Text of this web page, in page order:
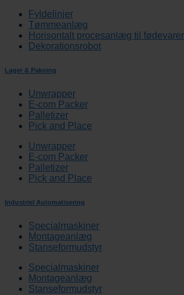
Fyldelinjer
Tømmeanlæg
Horisontalt procesanlæg til
Dekorationsrobot
Lager & Pakning
Unwrapper
E-com Packer
Palletizer
Pick and Place
Unwrapper
E-com Packer
Palletizer
Pick and Place
Industriel Automatisering
Specialmaskiner
Montageanlæg
Stanseformudstyr
Specialmaskiner
Montageanlæg
Stanseformudstyr